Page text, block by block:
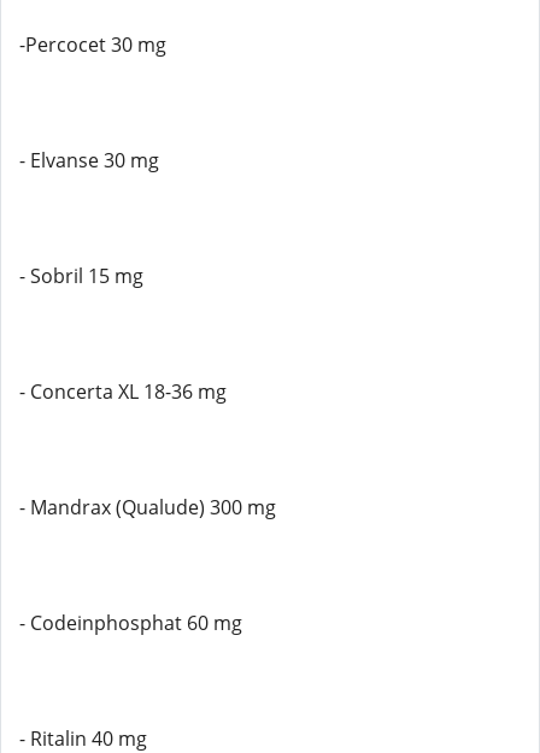
-Percocet 30 mg
- Elvanse 30 mg
- Sobril 15 mg
- Concerta XL 18-36 mg
- Mandrax (Qualude) 300 mg
- Codeinphosphat 60 mg
- Ritalin 40 mg